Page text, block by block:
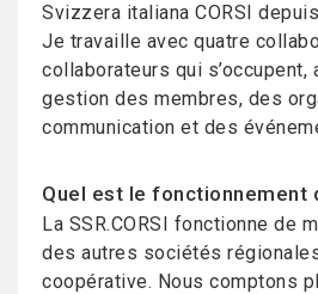
Svizzera italiana CORSI
Je travaille avec quatre
collaborateurs qui s’occupent,
gestion des membres, des
communication et des
Quel est le fonctionnement
La SSR.CORSI fonctionne de
des autres sociétés
coopérative. Nous comptons